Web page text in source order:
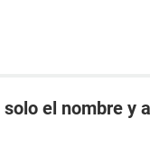
el nombre y